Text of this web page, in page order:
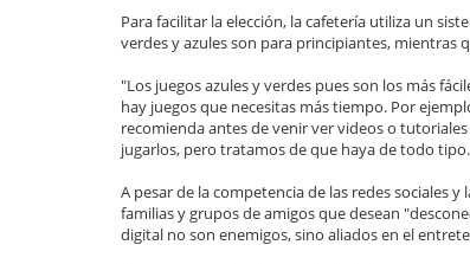
Para facilitar la elección, la cafetería utiliza un
verdes y azules son para principiantes, mientras
"Los juegos azules y verdes pues son los más
hay juegos que necesitas más tiempo. Por
recomienda antes de venir ver videos o
jugarlos, pero tratamos de que haya de todo
A pesar de la competencia de las redes sociales
familias y grupos de amigos que desean
digital no son enemigos, sino aliados en el